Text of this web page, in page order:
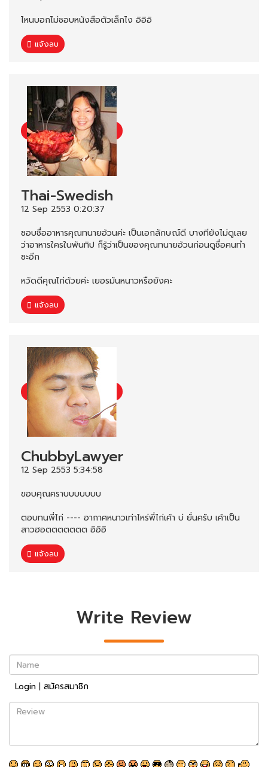
ไหนบอกไม่ชอบหนังสือตัวเล็กไง อิอิอิ
แจ้งลบ
Thai-Swedish
12 Sep 2553 0:20:37
ชอบชื่ออาหารคุณทนายอ้วนค่ะ เป็นเอกลักษณ์ดี บางทียังไม่ดูเลย
ว่าอาหารใครในพันทิป ก็รู้ว่าเป็นของคุณทนายอ้วนก่อนดูชื่อคนทำ
ซะอีก
หวัดดีคุณไก่ด้วยค่ะ เยอรมันหนาวหรือยังคะ
แจ้งลบ
ChubbyLawyer
12 Sep 2553 5:34:58
ขอบคุณคราบบบบบบบ
ตอบทนพี่ไก่ ---- อากาศหนาวเท่าไหร่พี่ไก่เค้า บ่ ยั่นครับ เค้าเป็น
สาวฮอตตตตตตต อิอิอิ
แจ้งลบ
Write Review
Name
Login | สมัครสมาชิก
Review